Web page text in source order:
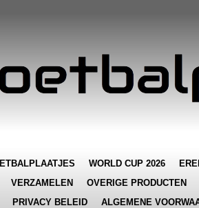
WORLD CUP 2026
VERZAMELEN OVERIGE PRODUCTEN
PRIVACY BELEID ALGEMENE